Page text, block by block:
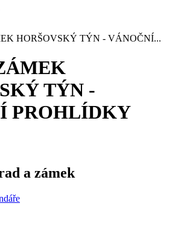
HORŠOVSKÝ TÝN - VÁNOČNÍ...
TÝN -
PROHLÍDKY
a zámek